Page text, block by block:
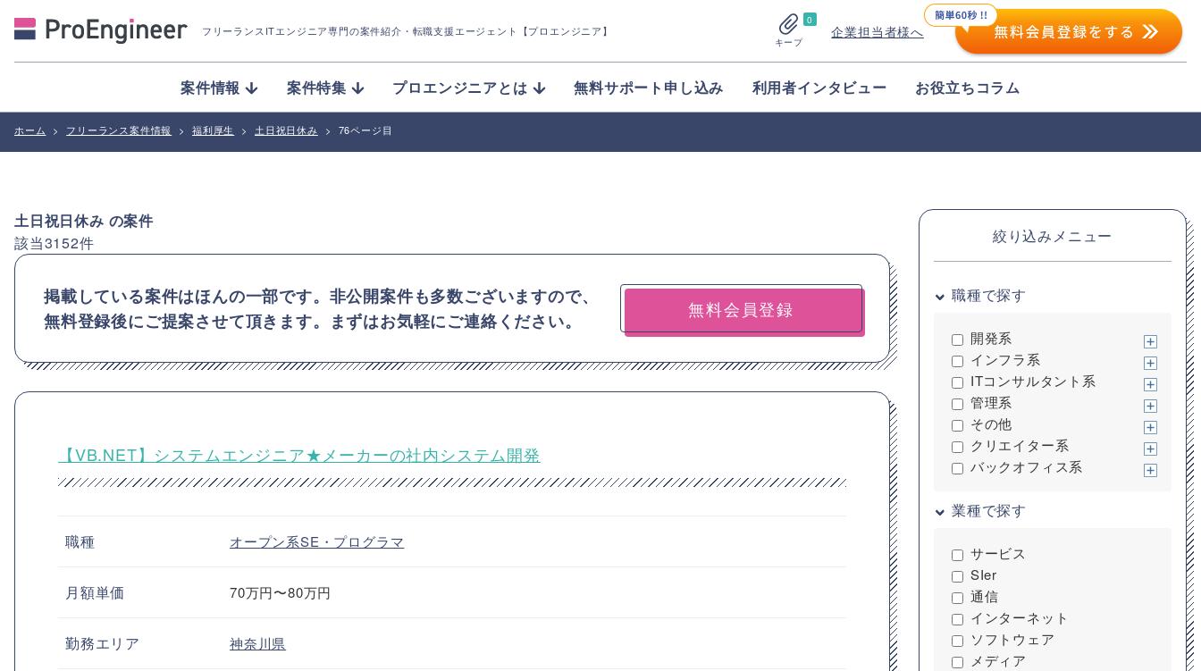
フリーランスITエンジニア専門の案件紹介 ・転職支援エージェント【プロエンジニア】
0
キープ
企業担当者様へ
案件情報 案件特集 プロエンジニアとは 無料サポート申し込み 利用者インタビュー お役立ちコラム
ホーム > フリーランス案件情報 > 福利厚生 > 土日祝日休み > 76ページ目
土日祝日休み の案件
該当3152件
掲載している案件はほんの一部です。非公開案件も多数ございますので、
無料登録後にご提案させて頂きます。まずはお気軽にご連絡ください。
無料会員登録
【VB.NET】システムエンジニア★メーカーの社内システム開発
職種 オープン系SE・プログラマ
月額単価 70万円〜80万円
勤務エリア 神奈川県
絞り込みメニュー
職種で探す
開発系
インフラ系
ITコンサルタント系
管理系
その他
クリエイター系
バックオフィス系
業種で探す
サービス
SIer
通信
インターネット
ソフトウェア
メディア